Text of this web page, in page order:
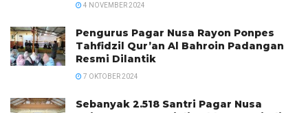
4 NOVEMBER 2024
Pengurus Pagar Nusa Rayon Ponpes
Tahfidzil Qur’an Al Bahroin Padangan
Resmi Dilantik
7 OKTOBER 2024
Sebanyak 2.518 Santri Pagar Nusa